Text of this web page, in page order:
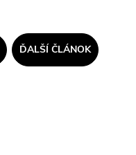
ĎALŠÍ ČLÁNOK